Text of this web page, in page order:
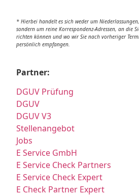
* Hierbei handelt es sich weder um
sondern um reine Korrespondenz-Adressen, an die
richten können und wo wir Sie nach vorheriger
persönlich empfangen.
Partner:
DGUV Prüfung
DGUV
DGUV V3
Stellenangebot
Jobs
E Service GmbH
E Service Check Partners
E Service Check Expert
E Check Partner Expert